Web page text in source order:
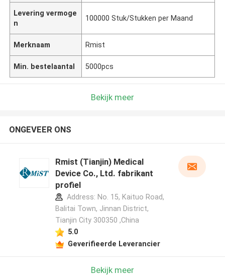
Levering vermoge
n
100000 Stuk/Stukken per Maand
Merknaam Rmist
Min. bestelaantal 5000pcs
Bekijk meer
ONGEVEER ONS
Rmist (Tianjin) Medical
Device Co., Ltd. fabrikant
profiel
Address: No. 15, Kaituo Road,
Balitai Town, Jinnan District,
Tianjin City 300350 ,China
5.0
Geverifieerde Leverancier
Bekijk meer